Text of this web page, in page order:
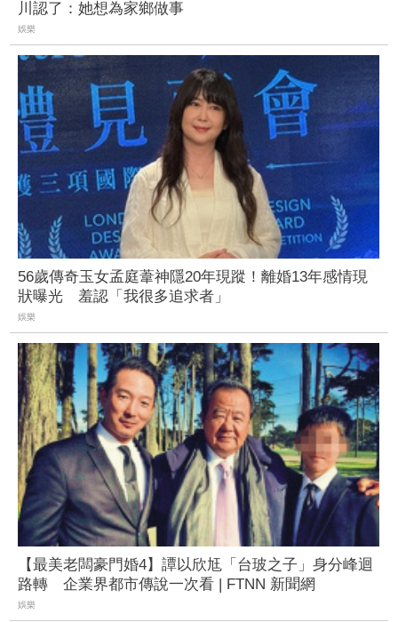
川認了：她想為家鄉做事
娛樂
56歲傳奇玉女孟庭葦神隱20年現蹤！離婚13年感情現
狀曝光 羞認「我很多追求者」
娛樂
【最美老闆豪門婚4】譚以欣尪「台玻之子」身分峰迴
路轉 企業界都市傳說一次看 | FTNN 新聞網
娛樂